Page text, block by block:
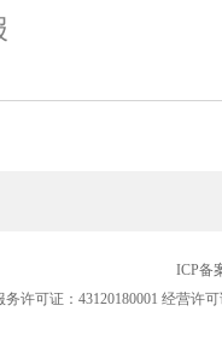
ICP备
许可证：43120180001 经营许可